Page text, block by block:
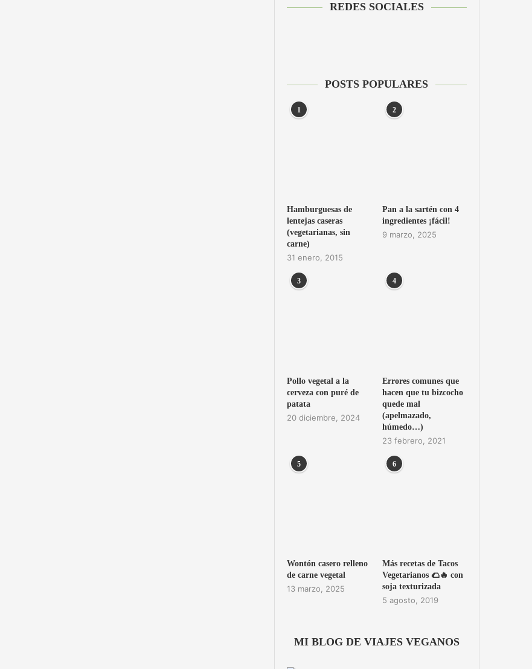
REDES SOCIALES
POSTS POPULARES
1
Hamburguesas de
lentejas caseras
(vegetarianas, sin
carne)
31 enero, 2015
2
Pan a la sartén con 4
ingredientes ¡fácil!
9 marzo, 2025
3
Pollo vegetal a la
cerveza con puré de
patata
20 diciembre, 2024
4
Errores comunes que
hacen que tu bizcocho
quede mal
(apelmazado,
húmedo…)
23 febrero, 2021
5
Wontón casero relleno
de carne vegetal
13 marzo, 2025
6
Más recetas de Tacos
Vegetarianos 🌮🔥 con
soja texturizada
5 agosto, 2019
MI BLOG DE VIAJES VEGANOS